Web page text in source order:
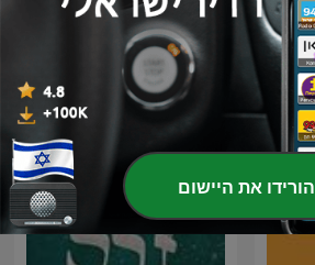
הפודקאסט של הדר ואסנת
הורידו את היישום